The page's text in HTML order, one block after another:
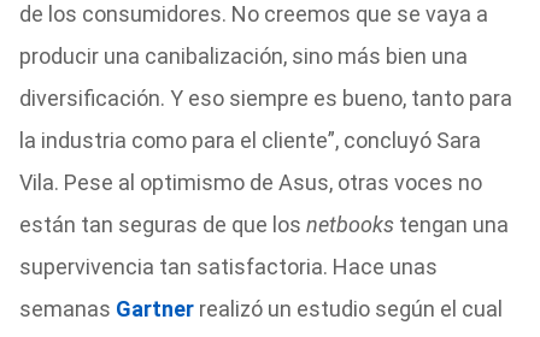
de los consumidores. No creemos que se vaya a
producir una canibalización, sino más bien una
diversificación. Y eso siempre es bueno, tanto para
la industria como para el cliente”, concluyó Sara
Vila. Pese al optimismo de Asus, otras voces no
están tan seguras de que los netbookstengan una
supervivencia tan satisfactoria. Hace unas
semanas Gartnerrealizó un estudio según el cual